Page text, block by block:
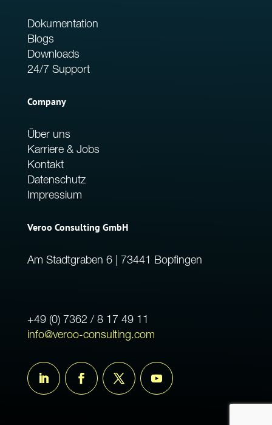
Dokumentation
Blogs
Downloads
24/7 Support
Company
Über uns
Karriere & Jobs
Kontakt
Datenschutz
Impressium
Veroo Consulting GmbH
Am Stadtgraben 6 | 73441 Bopfingen
+49 (0) 7362 / 8 17 49 11
info@veroo-consulting.com